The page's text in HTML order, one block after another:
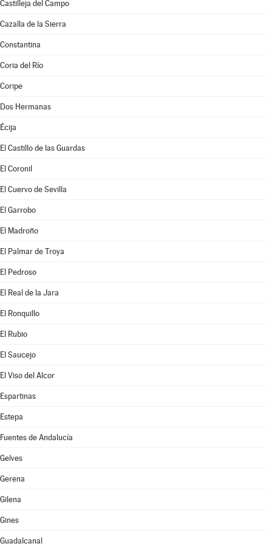
Castilleja del Campo
Cazalla de la Sierra
Constantina
Coria del Río
Coripe
Dos Hermanas
Écija
El Castillo de las Guardas
El Coronil
El Cuervo de Sevilla
El Garrobo
El Madroño
El Palmar de Troya
El Pedroso
El Real de la Jara
El Ronquillo
El Rubio
El Saucejo
El Viso del Alcor
Espartinas
Estepa
Fuentes de Andalucía
Gelves
Gerena
Gilena
Gines
Guadalcanal